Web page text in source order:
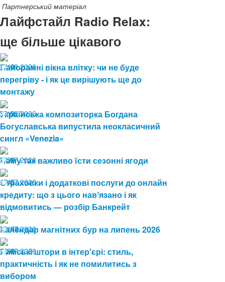
Партнерський матеріал
Лайфстайл Radio Relax:
ще більше цікавого
04.08.2026
13
Панорамні вікна влітку: чи не буде
перегріву - і як це вирішують ще до
монтажу
03.08.2026
19
Українська композиторка Богдана
Богуславська випустила неокласичний
сингл «Venezia»
24.07.2026
29
Чому так важливо їсти сезонні ягоди
17.07.2026
45
Страховки і додаткові послуги до онлайн
кредиту: що з цього навʼязано і як
відмовитись — розбір Банкрейт
13.07.2026
149
Календар магнітних бур на липень 2026
08.07.2026
58
Римські штори в інтер'єрі: стиль,
практичність і як не помилитись з
вибором